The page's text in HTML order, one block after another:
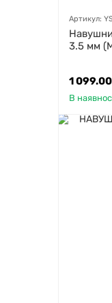
Артикул:
3.5 мм
1
В